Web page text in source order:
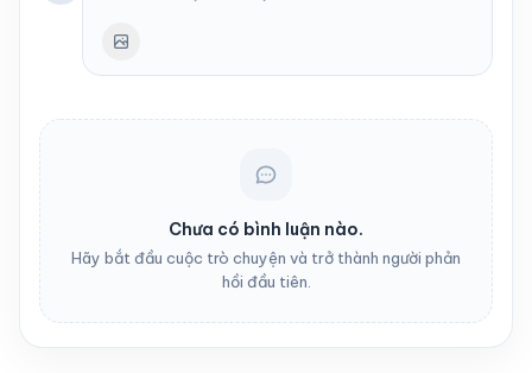
Chưa có bình luận nào.
Hãy bắt đầu cuộc trò chuyện và trở thành người phản
hồi đầu tiên.